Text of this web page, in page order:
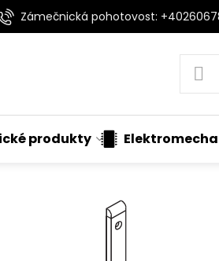
Zámečnická pohotovost:
produkty